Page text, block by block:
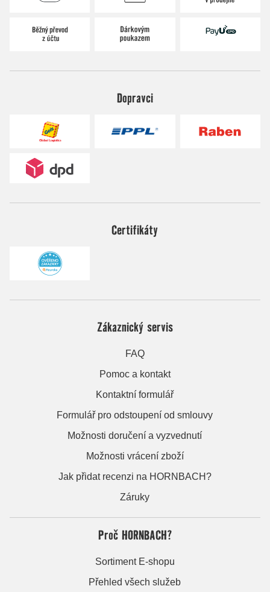
Dopravci
Certifikáty
Zákaznický servis
FAQ
Pomoc a kontakt
Kontaktní formulář
Formulář pro odstoupení od smlouvy
Možnosti doručení a vyzvednutí
Možnosti vrácení zboží
Jak přidat recenzi na HORNBACH?
Záruky
Proč HORNBACH?
Sortiment E-shopu
Přehled všech služeb